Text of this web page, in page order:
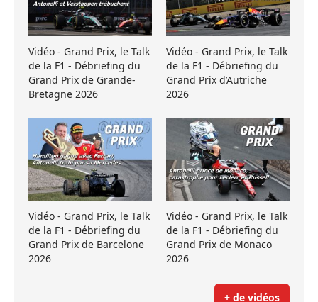
Vidéo - Grand Prix, le Talk
de la F1 - Débriefing du
Grand Prix de Grande-
Bretagne 2026
Vidéo - Grand Prix, le Talk
de la F1 - Débriefing du
Grand Prix d’Autriche
2026
Vidéo - Grand Prix, le Talk
de la F1 - Débriefing du
Grand Prix de Barcelone
2026
Vidéo - Grand Prix, le Talk
de la F1 - Débriefing du
Grand Prix de Monaco
2026
+ de vidéos